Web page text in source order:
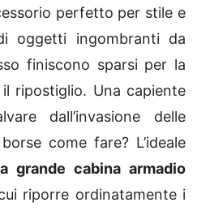
perfetto per stile e
oggetti ingombranti da
finiscono sparsi per la
ripostiglio. Una capiente
dall’invasione delle
come fare? L’ideale
grande cabina armadio
riporre ordinatamente i